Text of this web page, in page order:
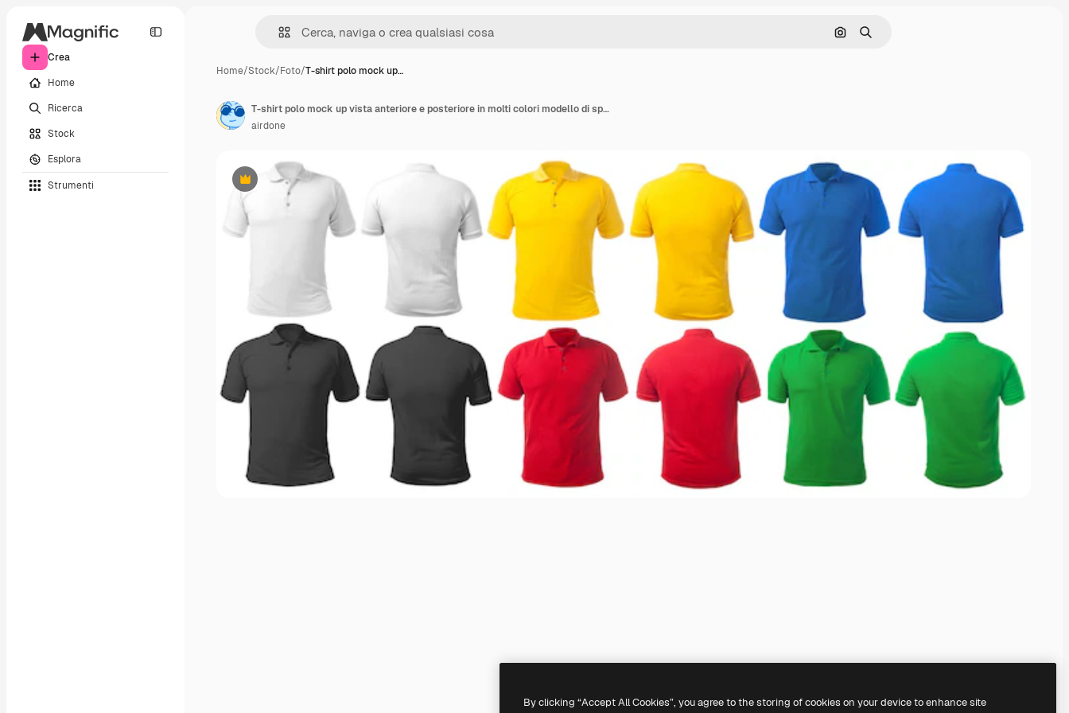
Crea
Home
Ricerca
Stock
Esplora
Strumenti
Cerca per immagine
Ricerca
Home/Stock/Foto/T-shirt polo mock up…
Premium
T-shirt polo mock up vista anteriore e posteriore in molti colori modello di spazio di copia del design della camicia
airdone
By clicking “Accept All Cookies”, you agree to the storing of cookies on your device to enhance site